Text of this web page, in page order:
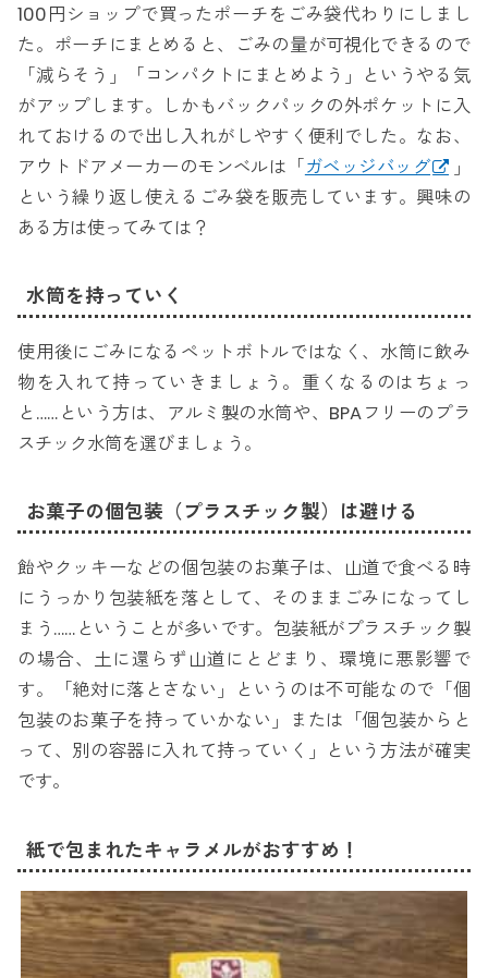
100円ショップで買ったポーチをごみ袋代わりにしまし
た。ポーチにまとめると、ごみの量が可視化できるので
「減らそう」「コンパクトにまとめよう」というやる気
がアップします。しかもバックパックの外ポケットに入
れておけるので出し入れがしやすく便利でした。なお、
アウトドアメーカーのモンベルは「ガベッジバッグ
」
という繰り返し使えるごみ袋を販売しています。興味の
ある方は使ってみては？
水筒を持っていく
使用後にごみになるペットボトルではなく、水筒に飲み
物を入れて持っていきましょう。重くなるのはちょっ
と……という方は、アルミ製の水筒や、BPAフリーのプラ
スチック水筒を選びましょう。
お菓子の個包装（プラスチック製）は避ける
飴やクッキーなどの個包装のお菓子は、山道で食べる時
にうっかり包装紙を落として、そのままごみになってし
まう……ということが多いです。包装紙がプラスチック製
の場合、土に還らず山道にとどまり、環境に悪影響で
す。「絶対に落とさない」というのは不可能なので「個
包装のお菓子を持っていかない」または「個包装からと
って、別の容器に入れて持っていく」という方法が確実
です。
紙で包まれたキャラメルがおすすめ！